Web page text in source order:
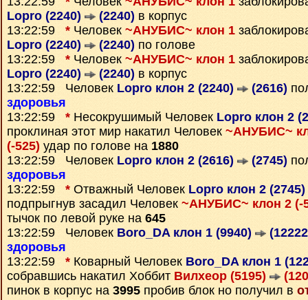
Lopro (2240)
(2240) в корпус
13:22:59 * Человек ~АНУБИС~ клон 1
Lopro (2240)
(2240) по голове
13:22:59 * Человек ~АНУБИС~ клон 1
Lopro (2240)
(2240) в корпус
13:22:59 Человек Lopro клон 2 (2240) (2616)
здоровья
13:22:59 * Несокрушимый Человек Lopro клон 2
проклиная этот мир накатил Человек ~АНУБИС~
(-525) удар по голове на 1880
13:22:59 Человек Lopro клон 2 (2616) (2745)
здоровья
13:22:59 * Отважный Человек Lopro клон 2 (2745)
подпрыгнув засадил Человек ~АНУБИС~ клон 2 (-
тычок по левой руке на 645
13:22:59 Человек Boro_DA клон 1 (9940)
здоровья
13:22:59 * Коварный Человек Boro_DA клон 1
собравшись накатил Хоббит Вилхеор (5195)
пинок в корпус на 3995 пробив блок но получил в